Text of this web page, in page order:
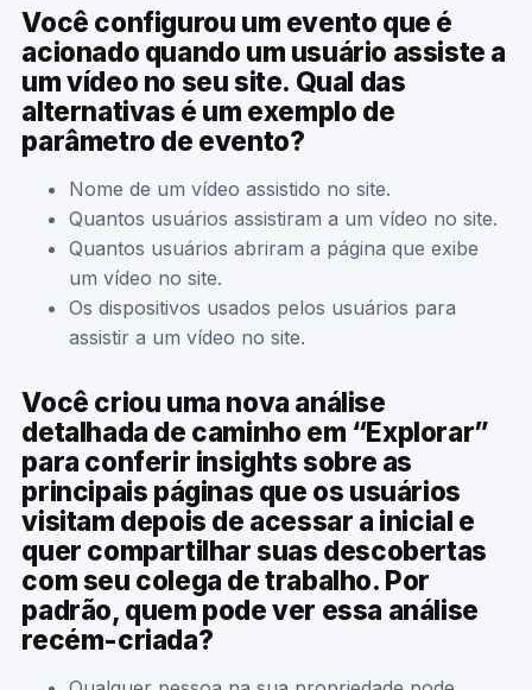
Você configurou um evento que é
acionado quando um usuário assiste a
um vídeo no seu site. Qual das
alternativas é um exemplo de
parâmetro de evento?
Nome de um vídeo assistido no site.
Quantos usuários assistiram a um vídeo no site.
Quantos usuários abriram a página que exibe
um vídeo no site.
Os dispositivos usados pelos usuários para
assistir a um vídeo no site.
Você criou uma nova análise
detalhada de caminho em “Explorar”
para conferir insights sobre as
principais páginas que os usuários
visitam depois de acessar a inicial e
quer compartilhar suas descobertas
com seu colega de trabalho. Por
padrão, quem pode ver essa análise
recém-criada?